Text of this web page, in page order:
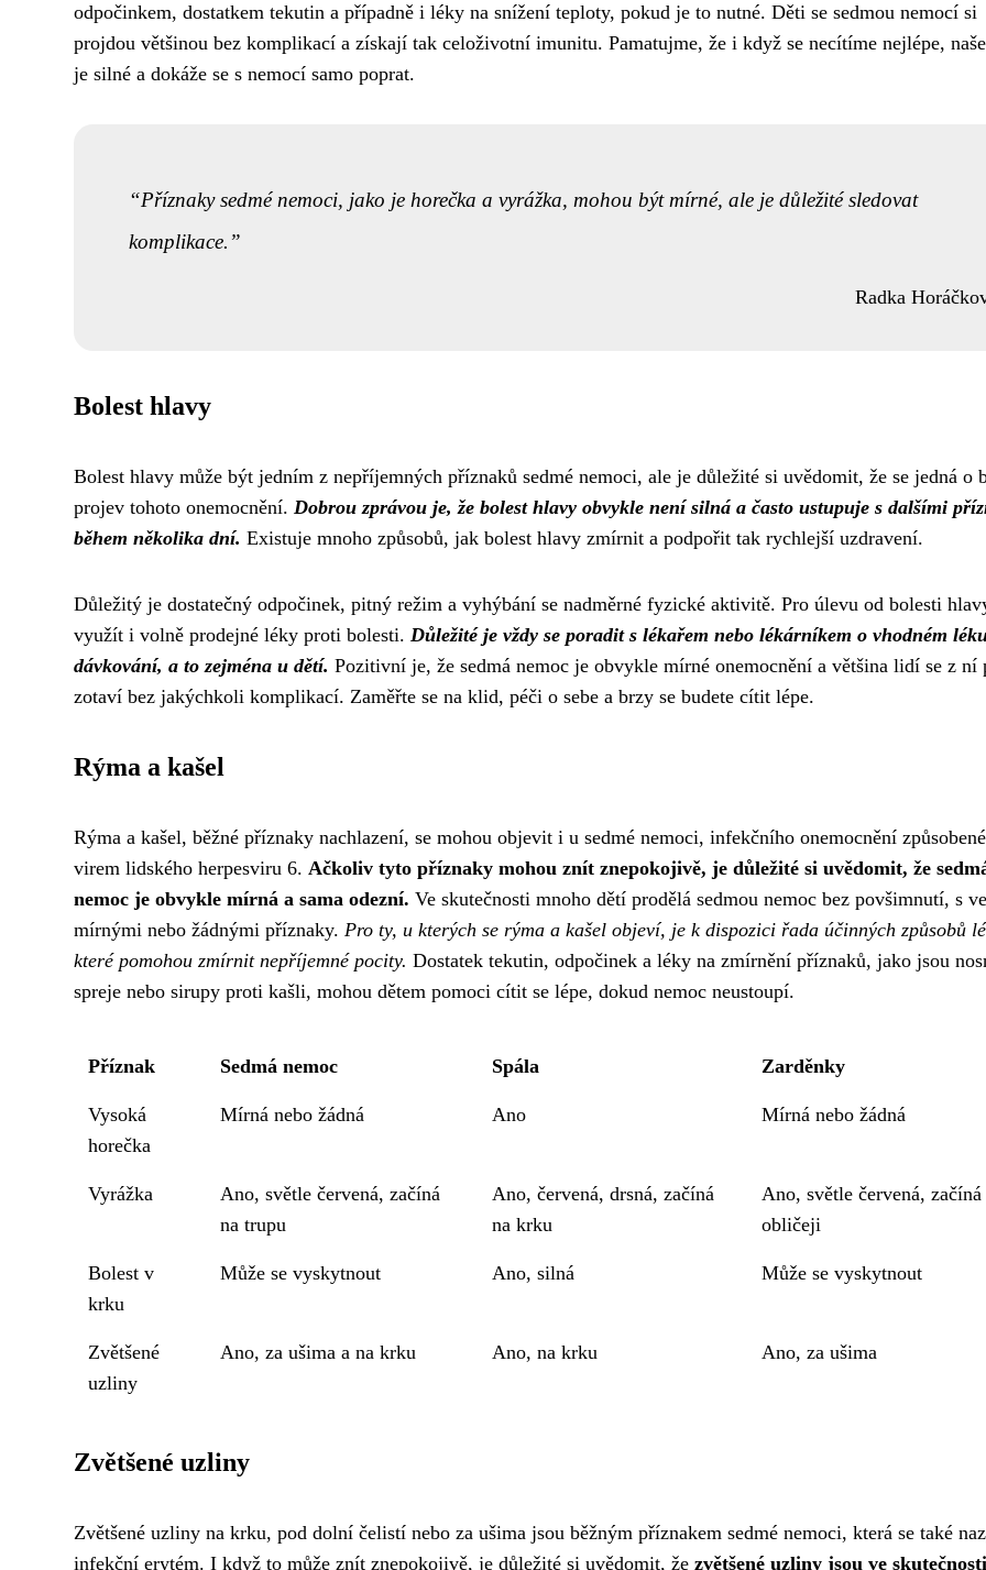
odpočinkem, dostatkem tekutin a případně i léky na snížení teploty, pokud je to nutné. Děti se sedmou nemocí si
projdou většinou bez komplikací a získají tak celoživotní imunitu. Pamatujme, že i když se necítíme nejlépe,
je silné a dokáže se s nemocí samo poprat.
Příznaky sedmé nemoci, jako je horečka a vyrážka, mohou být mírné, ale je důležité sledovat
komplikace.
Radka
Bolest hlavy
Bolest hlavy může být jedním z nepříjemných příznaků sedmé nemoci, ale je důležité si uvědomit, že se jedná o
projev tohoto onemocnění. Dobrou zprávou je, že bolest hlavy obvykle není silná a často ustupuje s dalšími
během několika dní. Existuje mnoho způsobů, jak bolest hlavy zmírnit a podpořit tak rychlejší uzdravení.
Důležitý je dostatečný odpočinek, pitný režim a vyhýbání se nadměrné fyzické aktivitě. Pro úlevu od bolesti
využít i volně prodejné léky proti bolesti. Důležité je vždy se poradit s lékařem nebo lékárníkem o vhodném
dávkování, a to zejména u dětí. Pozitivní je, že sedmá nemoc je obvykle mírné onemocnění a většina lidí se z ní
zotaví bez jakýchkoli komplikací. Zaměřte se na klid, péči o sebe a brzy se budete cítit lépe.
Rýma a kašel
Rýma a kašel, běžné příznaky nachlazení, se mohou objevit i u sedmé nemoci, infekčního onemocnění
virem lidského herpesviru 6. Ačkoliv tyto příznaky mohou znít znepokojivě, je důležité si uvědomit, že
nemoc je obvykle mírná a sama odezní. Ve skutečnosti mnoho dětí prodělá sedmou nemoc bez povšimnutí, s
mírnými nebo žádnými příznaky. Pro ty, u kterých se rýma a kašel objeví, je k dispozici řada účinných způsobů
které pomohou zmírnit nepříjemné pocity. Dostatek tekutin, odpočinek a léky na zmírnění příznaků, jako jsou
spreje nebo sirupy proti kašli, mohou dětem pomoci cítit se lépe, dokud nemoc neustoupí.
Příznak Sedmá nemoc Spála Zarděnky
Vysoká
horečka
Mírná nebo žádná Ano Mírná nebo žádná
Vyrážka
Ano, světle červená, začíná
na trupu
Ano, červená, drsná, začíná
na krku
Ano, světle červená, začíná
obličeji
Bolest v
krku
Může se vyskytnout Ano, silná Může se vyskytnout
Zvětšené
uzliny
Ano, za ušima a na krku Ano, na krku Ano, za ušima
Zvětšené uzliny
Zvětšené uzliny na krku, pod dolní čelistí nebo za ušima jsou běžným příznakem sedmé nemoci, která se také
infekční erytém. I když to může znít znepokojivě, je důležité si uvědomit, že zvětšené uzliny jsou ve skutečnosti